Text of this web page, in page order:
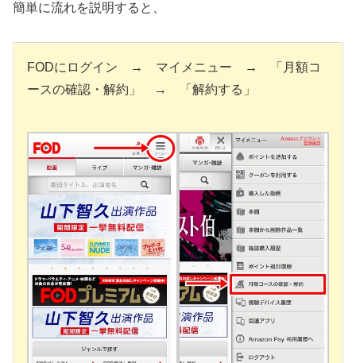
簡単に流れを説明すると、
FODにログイン → マイメニュー → 「月額コ
ースの確認・解約」 → 「解約する」